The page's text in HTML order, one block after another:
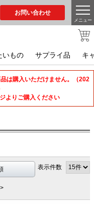
お問い合わせ
メニュー
いもの サプライ品 キ
は購入いただけません。（202
よりご購入ください
表示件数